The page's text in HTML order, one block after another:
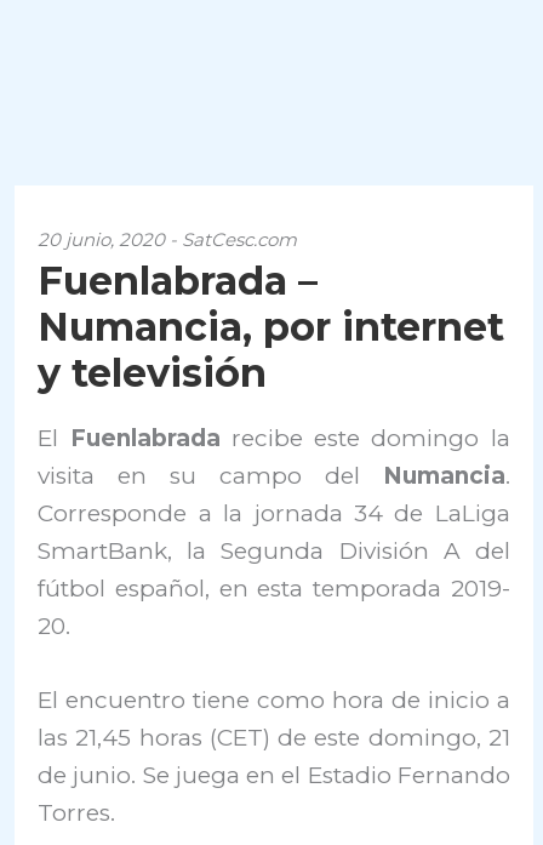
20 junio, 2020 - SatCesc.com
Fuenlabrada –
Numancia, por internet
y televisión
El Fuenlabrada recibe este domingo la
visita en su campo del Numancia.
Corresponde a la jornada 34 de LaLiga
SmartBank, la Segunda División A del
fútbol español, en esta temporada 2019-
20.
El encuentro tiene como hora de inicio a
las 21,45 horas (CET) de este domingo, 21
de junio. Se juega en el Estadio Fernando
Torres.